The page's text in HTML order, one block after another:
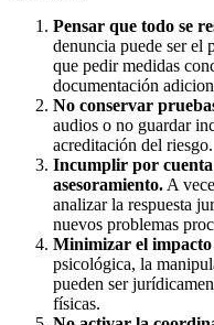
Pensar que todo se
denuncia puede ser el
que pedir medidas
documentación
No conservar
audios o no guardar
acreditación del riesgo.
Incumplir por cuenta
asesoramiento. A
analizar la respuesta
nuevos problemas
Minimizar el impacto
psicológica, la
pueden ser
físicas.